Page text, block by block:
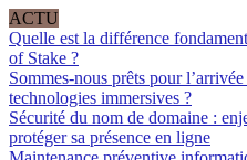
ACTU
Quelle est la différence
of Stake ?
Sommes-nous prêts pour
technologies immersives ?
Sécurité du nom de domaine :
protéger sa présence en ligne